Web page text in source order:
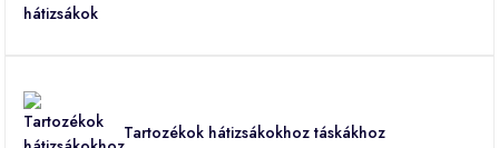
Tartozékok hátizsákokhoz táskákhoz